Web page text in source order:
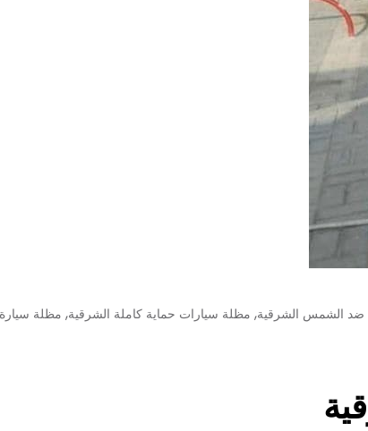
ضد الشمس الشرقية, مظلة سيارات حماية كاملة الشرقية, مظلة